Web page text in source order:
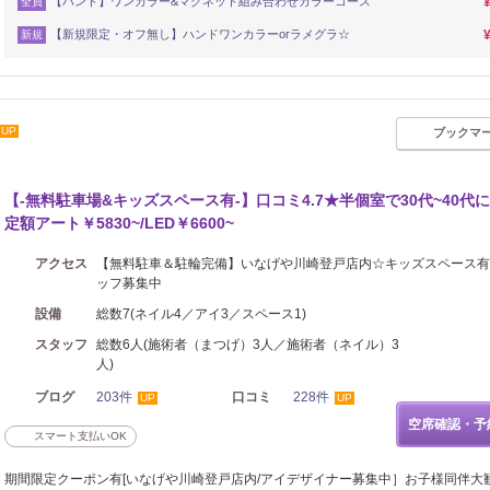
新規 【新規限定・オフ無し】ハンドワンカラーorラメグラ☆
UP ブックマ
【-無料駐車場&キッズスペース有-】口コミ4.7★半個室で30代~40代
定額アート￥5830~/LED￥6600~
アクセス
【無料駐車＆駐輪完備】いなげや川崎登戸店内☆キッズスペース
ッフ募集中
設備
総数7(ネイル4／アイ3／スペース1)
スタッフ
総数6人(施術者（まつげ）3人／施術者（ネイル）3
人)
ブログ 203件 UP 口コミ 228件 UP
スマート支払いOK
空席確認・
期間限定クーポン有[いなげや川崎登戸店内/アイデザイナー募集中］お子様同伴大